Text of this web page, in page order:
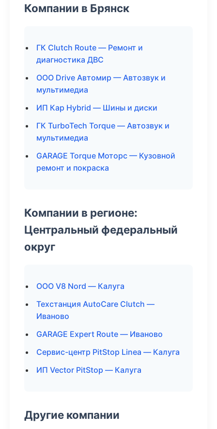
Компании в Брянск
ГК Clutch Route — Ремонт и
диагностика ДВС
ООО Drive Автомир — Автозвук и
мультимедиа
ИП Кар Hybrid — Шины и диски
ГК TurboTech Torque — Автозвук и
мультимедиа
GARAGE Torque Моторс — Кузовной
ремонт и покраска
Компании в регионе:
Центральный федеральный
округ
ООО V8 Nord — Калуга
Техстанция AutoCare Clutch —
Иваново
GARAGE Expert Route — Иваново
Сервис-центр PitStop Linea — Калуга
ИП Vector PitStop — Калуга
Другие компании